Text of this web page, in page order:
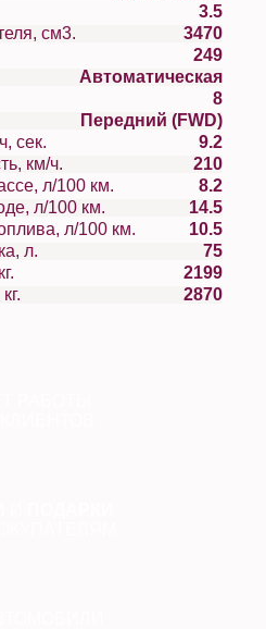
3.5
Рабочий объем двигателя, см3.
3470
249
Автоматическая
8
Передний (FWD)
сек.
9.2
Максимальная скорость, км/ч.
210
л/100 км.
8.2
л/100 км.
14.5
л/100 км.
10.5
Объем топливного бака, л.
75
Снаряженная масса, кг.
2199
Максимальная масса, кг.
2870